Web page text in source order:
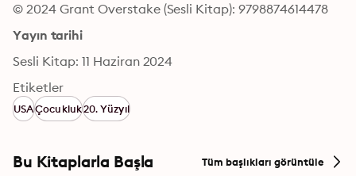
© 2024 Grant Overstake (Sesli Kitap): 9798874614478
Yayın tarihi
Sesli Kitap: 11 Haziran 2024
Etiketler
USAÇocukluk20. Yüzyıl
Bu Kitaplarla Başla Tüm başlıkları görüntüle